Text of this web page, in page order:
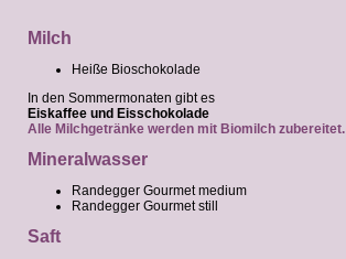
Milch
Heiße Bioschokolade
In den Sommermonaten gibt es
Eiskaffee und Eisschokolade
Alle Milchgetränke werden mit Biomilch zubereitet.
Mineralwasser
Randegger Gourmet medium
Randegger Gourmet still
Saft